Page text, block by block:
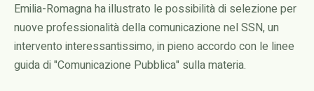
Emilia-Romagna ha illustrato le possibilità di selezione per
nuove professionalità della comunicazione nel SSN, un
intervento interessantissimo, in pieno accordo con le linee
guida di "Comunicazione Pubblica" sulla materia.